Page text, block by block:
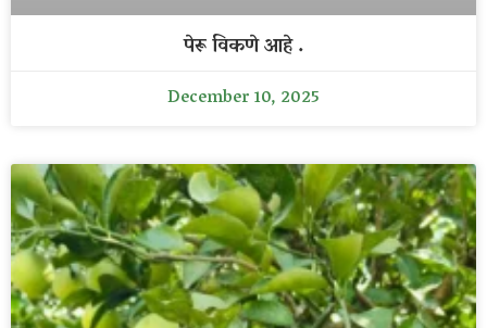
पेरू विकणे आहे .
December 10, 2025